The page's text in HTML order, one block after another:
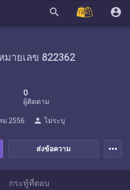
search account_circle
ายเลข 822362
0
ผู้ติดตาม
ส่งข้อความ
2556 person ไม่ระบุ
more_horiz
กระทู้ที่ตอบ